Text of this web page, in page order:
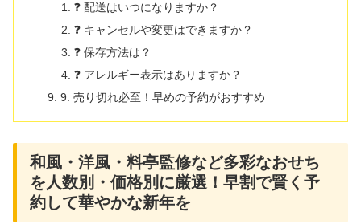
❓ 配送はいつになりますか？
❓ キャンセルや変更はできますか？
❓ 保存方法は？
❓ アレルギー表示はありますか？
9. 売り切れ必至！早めの予約がおすすめ
和風・洋風・料亭監修など多彩なおせち
を人数別・価格別に厳選！早割で賢く予
約して華やかな新年を